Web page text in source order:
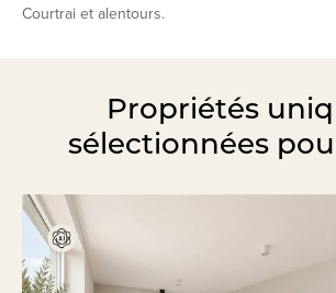
Courtrai et alentours.
Propriétés
sélectionnées